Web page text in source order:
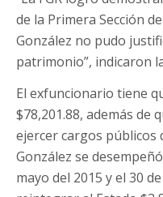
de la Primera Sección
González no pudo
patrimonio”, indicaron
El exfuncionario tiene
$78,201.88, además de
ejercer cargos públicos
González se
mayo del 2015 y el 30